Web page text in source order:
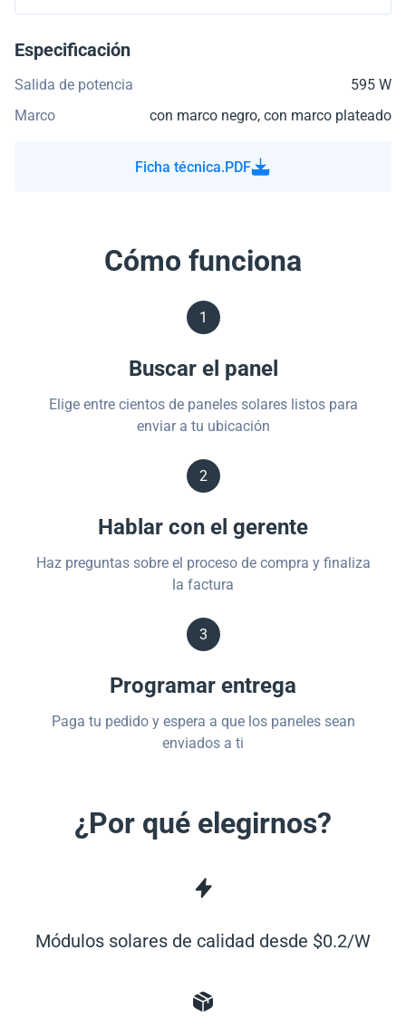
Especificación
Salida de potencia
595 W
Marco
con marco negro, con marco plateado
Ficha técnica.PDF
Cómo funciona
1
Buscar el panel
Elige entre cientos de paneles solares listos para
enviar a tu ubicación
2
Hablar con el gerente
Haz preguntas sobre el proceso de compra y finaliza
la factura
3
Programar entrega
Paga tu pedido y espera a que los paneles sean
enviados a ti
¿Por qué elegirnos?
Módulos solares de calidad desde $0.2/W